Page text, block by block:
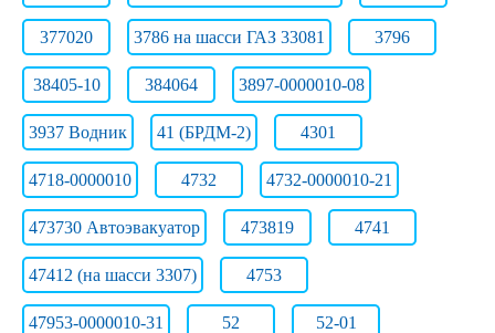
377020 3786 на шасси ГАЗ 33081 3796
38405-10 384064 3897-0000010-08
3937 Водник 41 (БРДМ-2) 4301
4718-0000010 4732 4732-0000010-21
473730 Автоэвакуатор 473819 4741
47412 (на шасси 3307) 4753
47953-0000010-31 52 52-01